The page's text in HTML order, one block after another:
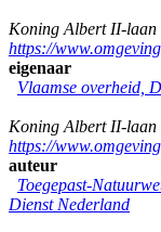
Koning Albert II-laan
https://
eigenaar
Vlaamse overheid,
Koning Albert II-laan
https://
auteur
Toegepast-
Dienst Nederland